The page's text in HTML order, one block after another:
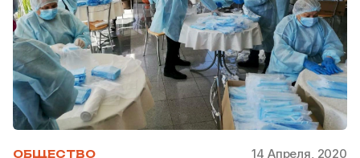
ОБЩЕСТВО 14 Апреля, 2020